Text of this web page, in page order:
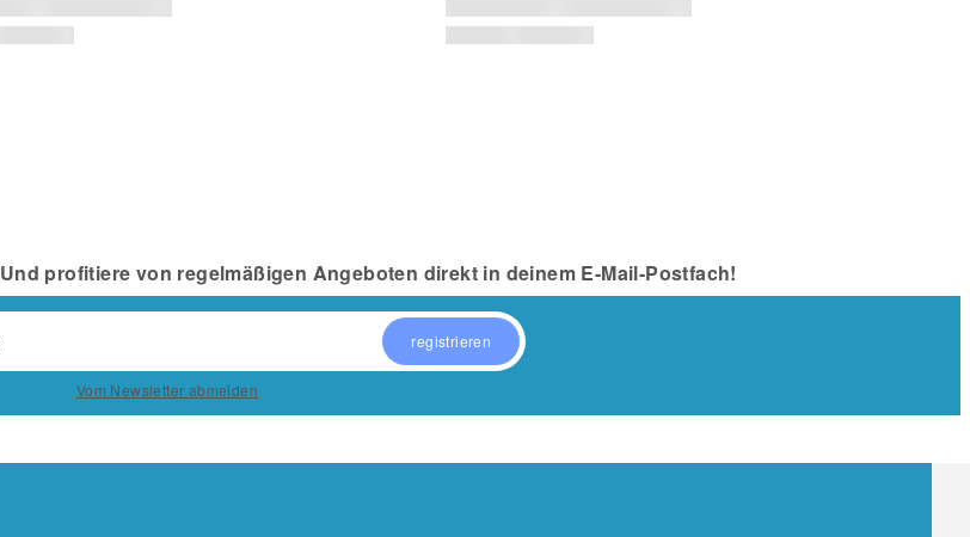
Und profitiere von regelmäßigen Angeboten direkt in deinem E-Mail-Postfach!
registrieren
Vom Newsletter abmelden